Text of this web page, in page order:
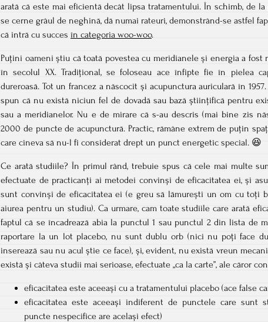
arată că este mai eficientă decât lipsa tratamentului. În schimb, de
se cerne grâul de neghină, dă numai rateuri, demonstrând-se astfel
că intră cu succes în categoria woo-woo.
Puțini oameni știu că toată povestea cu meridianele și energia a fost
în secolul XX. Tradițional, se foloseau ace înfipte fie în pielea
dureroasă. Tot un francez a născocit și acupunctura auriculară în
spun că nu există niciun fel de dovadă sau bază științifică pentru
sau a meridianelor. Nu e de mirare că s-au descris (mai bine zis
2000 de puncte de acupunctură. Practic, rămâne extrem de puțin
care cineva să nu-l fi considerat drept un punct energetic special. 😆
Ce arată studiile? În primul rând, trebuie spus că cele mai multe
efectuate de practicanți ai metodei convinși de eficacitatea ei, și
sunt convinși de eficacitatea ei (e greu să lămurești un om cu toți
aiurea pentru un studiu). Ca urmare, cam toate studiile care arată
faptul că se încadrează abia la punctul 1 sau punctul 2 din lista de
raportare la un lot placebo, nu sunt dublu orb (nici nu poți face
inserează sau nu acul știe ce face), și, evident, nu există vreun
există și câteva studii mai serioase, efectuate „ca la carte”, ale căror
eficacitatea este aceeași cu a tratamentului placebo (ace false
eficacitatea este aceeași indiferent de punctele care sunt
puncte nespecifice are același efect)